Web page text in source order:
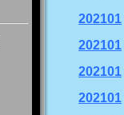
202101
202101
202101
202101